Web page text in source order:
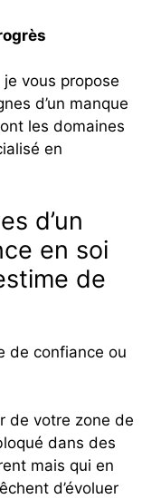
vous propose
d’un manque
les domaines
en
d’un
en soi
de
de confiance ou
de votre zone de
dans des
mais qui en
d’évoluer